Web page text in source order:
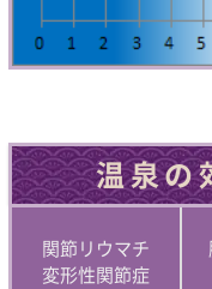
温泉の
関節リウマチ
変形性関節症